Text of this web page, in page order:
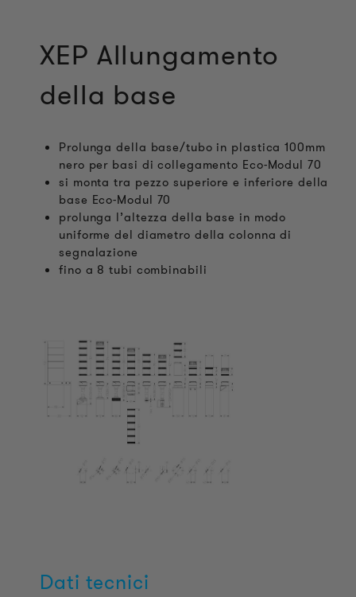
XEP Allungamento
della base
Prolunga della base/tubo in plastica 100mm
nero per basi di collegamento Eco-Modul 70
si monta tra pezzo superiore e inferiore della
base Eco-Modul 70
prolunga l’altezza della base in modo
uniforme del diametro della colonna di
segnalazione
fino a 8 tubi combinabili
Dati tecnici